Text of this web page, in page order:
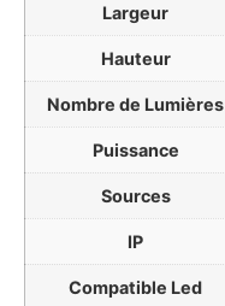
Largeur
Hauteur
Nombre de Lumières
Puissance
Sources
IP
Compatible Led